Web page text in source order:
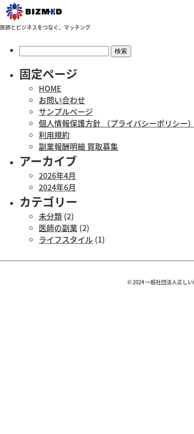
医師とビジネスをつなぐ、マッチング
検
固定ページ
HOME
お問い合わせ
サンプルページ
個人情報保護方針 （プライバシーポリシー）
利用規約
副業報酬明細 買取募集
アーカイブ
2026年4月
2024年6月
カテゴリー
未分類 (2)
医師の副業 (2)
ライフスタイル (1)
© 2024 一般社団法人正し